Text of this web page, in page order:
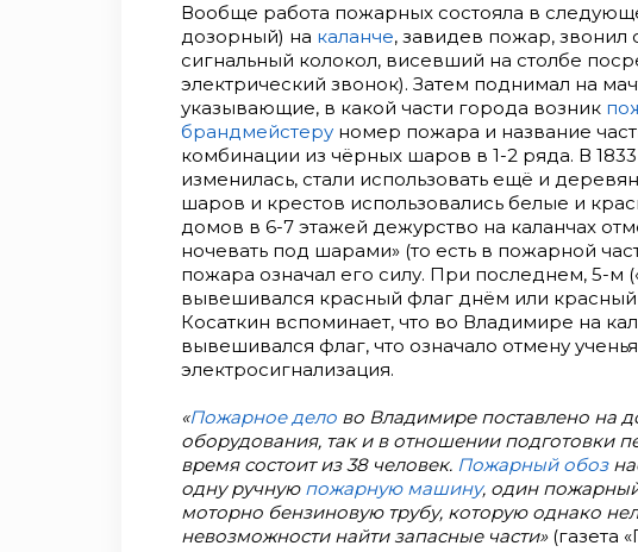
Вообще работа пожарных состояла в
дозорный) на каланче, завидев пожар,
сигнальный колокол, висевший на столбе
электрический звонок). Затем поднимал на
указывающие, в какой части города возник
брандмейстеру номер пожара и название
комбинации из чёрных шаров в 1-2 ряда. В
изменилась, стали использовать ещё и
шаров и крестов использовались белые и
домов в 6-7 этажей дежурство на каланчах
ночевать под шарами» (то есть в пожарной
пожара означал его силу. При последнем, 5-м
вывешивался красный флаг днём или
Косаткин вспоминает, что во Владимире на
вывешивался флаг, что означало отмену
электросигнализация.
«Пожарное дело во Владимире поставлено на
оборудования, так и в отношении подготовки
время состоит из 38 человек. Пожарный обоз
одну ручную пожарную машину, один
моторно бензиновую трубу, которую однако
невозможности найти запасные части»(газета